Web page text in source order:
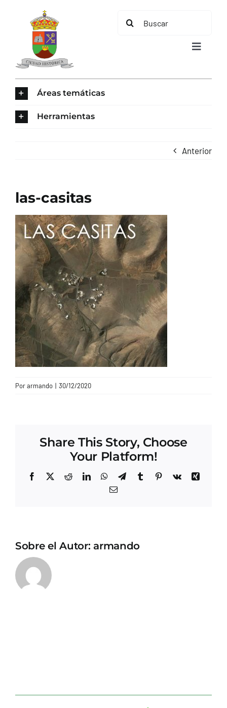
contenido
Buscar:
Toggle
CONTACTO
Áreas temáticas
Herramientas
Anterior
las-casitas
Porarmando | 30/12/2020
Share This Story, Choose
Your Platform!
Facebook
X RedditLinkedInWhatsApp
TelegramTumblrPinterest
Vk
Xing
Correo
Sobre el Autor: armando